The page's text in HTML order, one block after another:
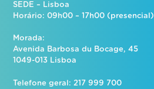
SEDE – Lisboa
Horário: 09h00 – 17h00 (presencial)
Morada:
Avenida Barbosa du Bocage, 45
1049-013 Lisboa
Telefone geral: 217 999 700